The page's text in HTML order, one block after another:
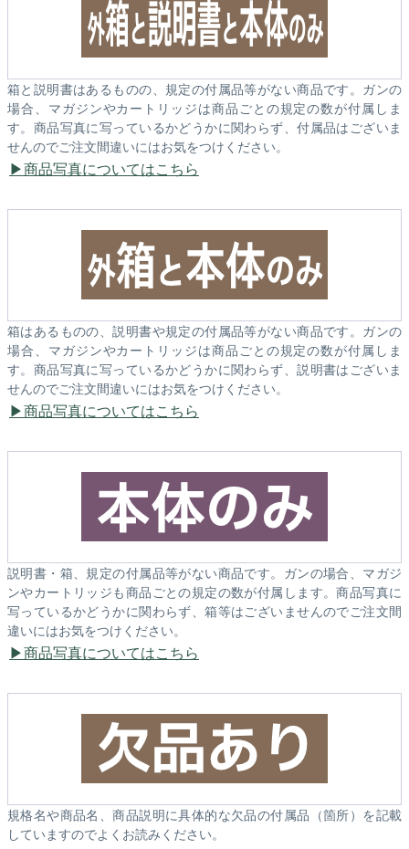
箱と説明書はあるものの、規定の付属品等がない商品です。ガンの
場合、マガジンやカートリッジは商品ごとの規定の数が付属しま
す。商品写真に写っているかどうかに関わらず、付属品はございま
せんのでご注文間違いにはお気をつけください。
商品写真についてはこちら
箱はあるものの、説明書や規定の付属品等がない商品です。ガンの
場合、マガジンやカートリッジは商品ごとの規定の数が付属しま
す。商品写真に写っているかどうかに関わらず、説明書はございま
せんのでご注文間違いにはお気をつけください。
商品写真についてはこちら
説明書・箱、規定の付属品等がない商品です。ガンの場合、マガジ
ンやカートリッジも商品ごとの規定の数が付属します。商品写真に
写っているかどうかに関わらず、箱等はございませんのでご注文間
違いにはお気をつけください。
商品写真についてはこちら
規格名や商品名、商品説明に具体的な欠品の付属品（箇所）を記載
していますのでよくお読みください。